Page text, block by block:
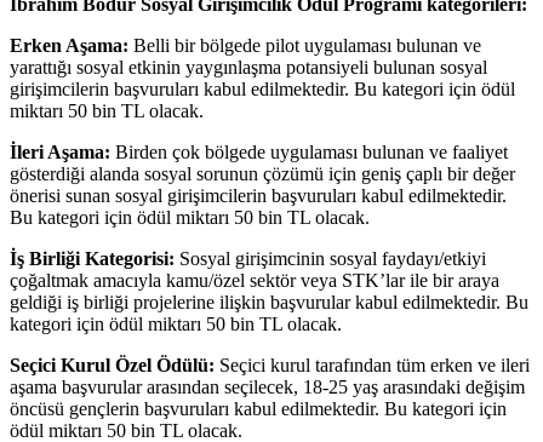
Erken Aşama: Belli bir bölgede pilot uygulaması bulunan ve
yarattığı sosyal etkinin yaygınlaşma potansiyeli bulunan sosyal
girişimcilerin başvuruları kabul edilmektedir. Bu kategori için ödül
miktarı 50 bin TL olacak.
İleri Aşama: Birden çok bölgede uygulaması bulunan ve faaliyet
gösterdiği alanda sosyal sorunun çözümü için geniş çaplı bir değer
önerisi sunan sosyal girişimcilerin başvuruları kabul edilmektedir.
Bu kategori için ödül miktarı 50 bin TL olacak.
İş Birliği Kategorisi: Sosyal girişimcinin sosyal faydayı/etkiyi
çoğaltmak amacıyla kamu/özel sektör veya STK’lar ile bir araya
geldiği iş birliği projelerine ilişkin başvurular kabul edilmektedir. Bu
kategori için ödül miktarı 50 bin TL olacak.
Seçici Kurul Özel Ödülü: Seçici kurul tarafından tüm erken ve ileri
aşama başvurular arasından seçilecek, 18-25 yaş arasındaki değişim
öncüsü gençlerin başvuruları kabul edilmektedir. Bu kategori için
ödül miktarı 50 bin TL olacak.